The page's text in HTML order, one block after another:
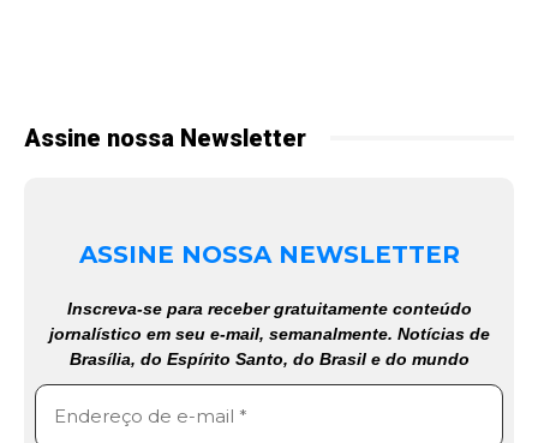
Assine nossa Newsletter
ASSINE NOSSA NEWSLETTER
Inscreva-se para receber gratuitamente conteúdo
jornalístico em seu e-mail, semanalmente. Notícias de
Brasília, do Espírito Santo, do Brasil e do mundo